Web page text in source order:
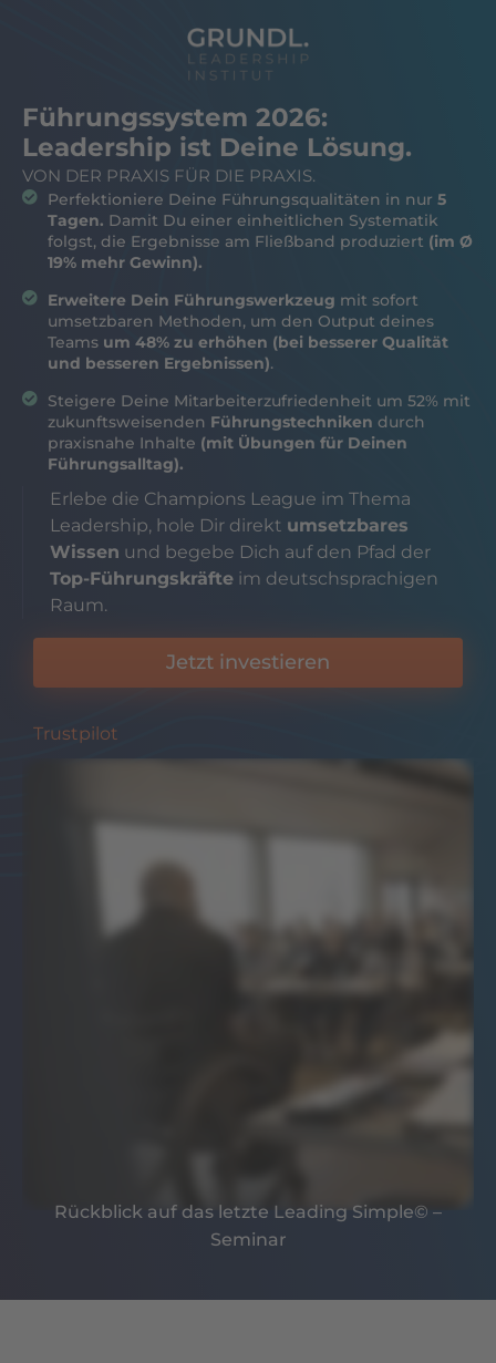
Führungssystem 2026:
Leadership ist Deine Lösung.
VON DER PRAXIS FÜR DIE PRAXIS.
Perfektioniere Deine Führungsqualitäten in nur 5
Tagen. Damit Du einer einheitlichen Systematik
folgst, die Ergebnisse am Fließband produziert (im Ø
19% mehr Gewinn).
Erweitere Dein Führungswerkzeug mit sofort
umsetzbaren Methoden, um den Output deines
Teams um 48% zu erhöhen (bei besserer Qualität
und besseren Ergebnissen).
Steigere Deine Mitarbeiterzufriedenheit um 52% mit
zukunftsweisenden Führungstechniken durch
praxisnahe Inhalte (mit Übungen für Deinen
Führungsalltag).
Erlebe die Champions League im Thema
Leadership, hole Dir direkt umsetzbares
Wissen und begebe Dich auf den Pfad der
Top-Führungskräfte im deutschsprachigen
Raum.
Jetzt investieren
Trustpilot
Rückblick auf das letzte Leading Simple© –
Seminar